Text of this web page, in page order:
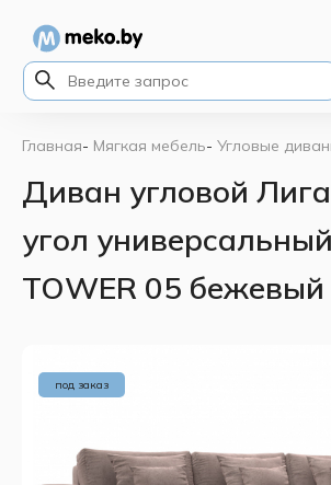
Главная- Мягкая мебель- Угловые
Диван угловой
угол
TOWER 05 бежевый
под заказ